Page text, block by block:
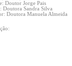
Doutor Jorge Pais
Doutora Sandra Silva
Doutora Manuela Almeida